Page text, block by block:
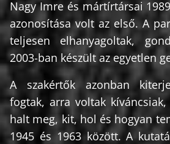
Nagy Imre és mártírtársai
azonosítása volt az első. A
teljesen elhanyagoltak,
2003-ban készült az egyetlen
A szakértők azonban
fogtak, arra voltak
halt meg, kit, hol és hogyan
1945 és 1963 között. A